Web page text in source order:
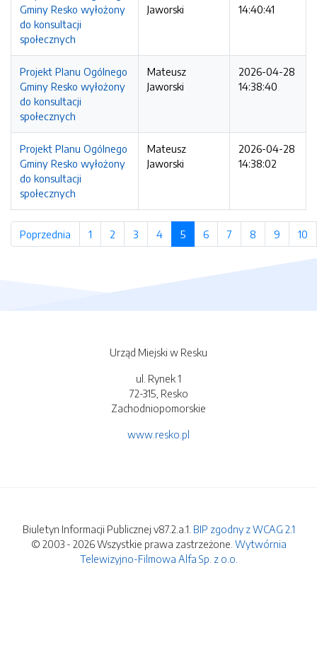
Gminy Resko wyłożony
do konsultacji
społecznych
Jaworski
14:40:41
Projekt Planu Ogólnego
Gminy Resko wyłożony
do konsultacji
społecznych
Mateusz
Jaworski
2026-04-28
14:38:40
Projekt Planu Ogólnego
Gminy Resko wyłożony
do konsultacji
społecznych
Mateusz
Jaworski
2026-04-28
14:38:02
Poprzednia strona
1 strona
2 strona
3 strona
4 strona
5 (bieżąca strona)
6 strona
7 strona
8 strona
9 strona
10
Urząd Miejski w Resku
ul. Rynek 1
72-315, Resko
Zachodniopomorskie
www.resko.pl
Biuletyn Informacji Publicznej v87.2.a.1. BIP zgodny z WCAG 2.1
© 2003 - 2026 Wszystkie prawa zastrzeżone. Wytwórnia
Telewizyjno-Filmowa Alfa Sp. z o.o.